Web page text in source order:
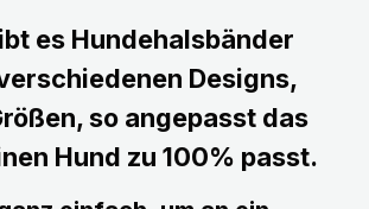
es Hundehalsbänder
Designs,
so angepasst das
Hund zu 100% passt.